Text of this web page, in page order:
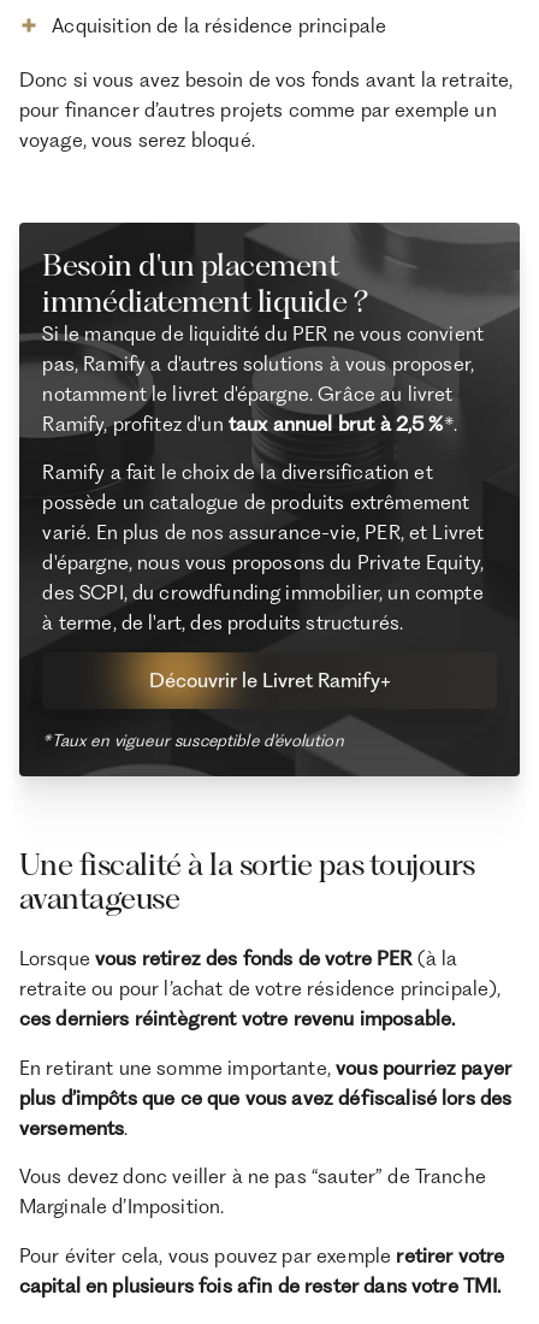
Acquisition de la résidence principale
Donc si vous avez besoin de vos fonds avant la retraite,
pour financer d’autres projets comme par exemple un
voyage, vous serez bloqué.
Besoin d'un placement
immédiatement liquide ?
Si le manque de liquidité du PER ne vous convient
pas, Ramify a d'autres solutions à vous proposer,
notamment le livret d'épargne. Grâce au livret
Ramify, profitez d'un taux annuel brut à 2,5 %*.
Ramify a fait le choix de la diversification et
possède un catalogue de produits extrêmement
varié. En plus de nos assurance-vie, PER, et Livret
d'épargne, nous vous proposons du Private Equity,
des SCPI, du crowdfunding immobilier, un compte
à terme, de l'art, des produits structurés.
Découvrir le Livret Ramify+
*Taux en vigueur susceptible d'évolution
Une fiscalité à la sortie pas toujours
avantageuse
Lorsque vous retirez des fonds de votre PER(à la
retraite ou pour l’achat de votre résidence principale),
ces derniers réintègrent votre revenu imposable.
En retirant une somme importante,vous pourriez payer
plus d’impôts que ce que vous avez défiscalisé lors des
versements.
Vous devez donc veiller à ne pas “sauter” de Tranche
Marginale d’Imposition.
Pour éviter cela, vous pouvez par exemple retirer votre
capital en plusieurs fois afin de rester dans votre TMI.